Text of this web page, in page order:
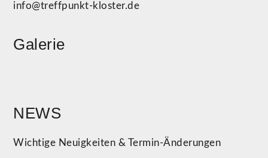
info@treffpunkt-kloster.de
Galerie
NEWS
Wichtige Neuigkeiten & Termin-Änderungen